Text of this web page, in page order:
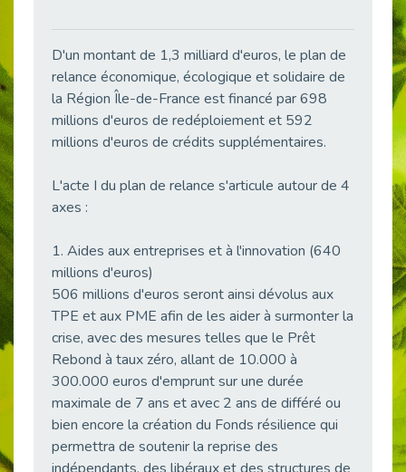
Publié le 21/05/2026
L’alternance : un levier stratégique pour recruter et inclure durablement
Publié le 18/05/2026
Fibromyalgie : Quand la douleur invisible s’invite au bureau
CAP EMPLOI 92 : L’inclusion portée à son sommet, bien au-delà des quotas
Publié le 12/05/2026
Publié le 04/05/2026
Le taux d’emploi direct dans la fonction publique dépasse 6 % en 2025
Publié le 04/05/2026
L'alternance : un tremplin vers l'emploi aussi pour les personnes en situation de handicap
Publié le 01/05/2026
Témoignage : Le parcours de Marc, 44 ans
Publié le 30/04/2026
Publié le 29/04/2026
D'un montant de 1,3 milliard d'euros, le plan de
relance économique, écologique et solidaire de
la Région Île-de-France est financé par 698
millions d'euros de redéploiement et 592
millions d'euros de crédits supplémentaires.
L'acte I du plan de relance s'articule autour de 4
axes :
1. Aides aux entreprises et à l'innovation (640
millions d'euros)
506 millions d'euros seront ainsi dévolus aux
TPE et aux PME afin de les aider à surmonter la
crise, avec des mesures telles que le Prêt
Rebond à taux zéro, allant de 10.000 à
300.000 euros d'emprunt sur une durée
maximale de 7 ans et avec 2 ans de différé ou
bien encore la création du Fonds résilience qui
permettra de soutenir la reprise des